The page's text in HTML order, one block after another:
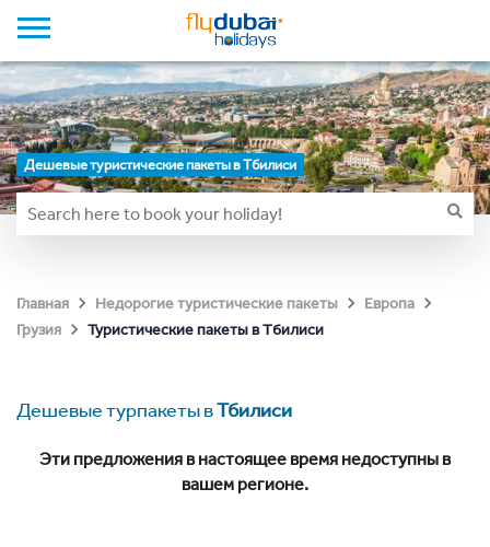
Дешевые туристические пакеты в Тбилиси
Главная Недорогие туристические пакеты
Европа
Грузия
Туристические пакеты в Тбилиси
Дешевые турпакеты вТбилиси
Эти предложения в настоящее время недоступны в
вашем регионе.